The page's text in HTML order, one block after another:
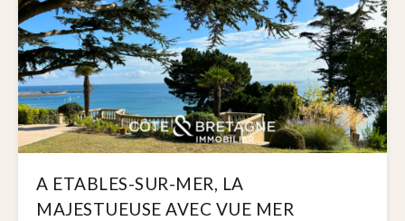
A ETABLES-SUR-MER, LA
MAJESTUEUSE AVEC VUE MER